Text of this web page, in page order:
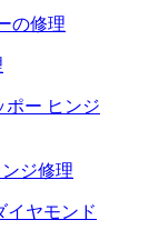
ジ修理